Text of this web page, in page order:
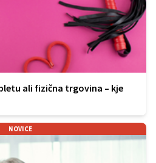
ali fizična trgovina – kje
NOVICE